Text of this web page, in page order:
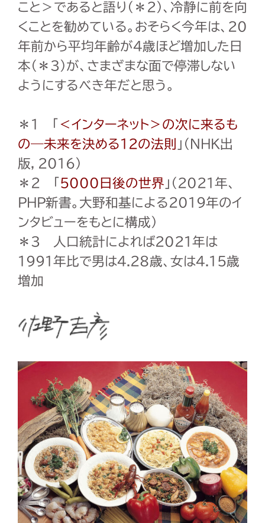
こと＞であると語り（＊ 2 ）、冷静に前を向
くことを勧めている。おそらく今年は、 20
年前から平均年齢が4歳ほど増加した日
本（＊ 3 ）が、さまざまな面で停滞しない
ようにするべき年だと思う。
＊ 1 「 ＜インターネット＞の次に来るも
の―未来を決める12の法則 」（ NHK出
版， 2016）
＊ 2 「 5000日後の世界 」（ 2021 年、
PHP新書。大野和基による2019年のイ
ンタビューをもとに構成）
＊ 3 人口統計によれば2021 年は
1991 年比で男は4.28歳、女は4.15歳
増加